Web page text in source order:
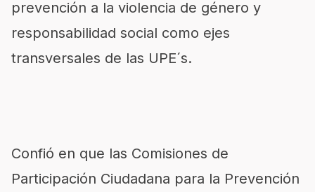
prevención a la violencia de género y
responsabilidad social como ejes
transversales de las UPE´s.
Confió en que las Comisiones de
Participación Ciudadana para la Prevención